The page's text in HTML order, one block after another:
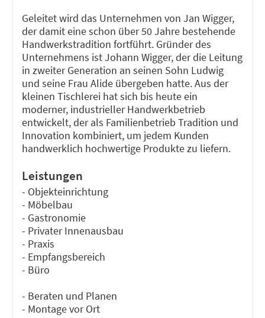
Geleitet wird das Unternehmen von Jan Wigger,
der damit eine schon über 50 Jahre bestehende
Handwerkstradition fortführt. Gründer des
Unternehmens ist Johann Wigger, der die Leitung
in zweiter Generation an seinen Sohn Ludwig
und seine Frau Alide übergeben hatte. Aus der
kleinen Tischlerei hat sich bis heute ein
moderner, industrieller Handwerkbetrieb
entwickelt, der als Familienbetrieb Tradition und
Innovation kombiniert, um jedem Kunden
handwerklich hochwertige Produkte zu liefern.
Leistungen
- Objekteinrichtung
- Möbelbau
- Gastronomie
- Privater Innenausbau
- Praxis
- Empfangsbereich
- Büro
- Beraten und Planen
- Montage vor Ort